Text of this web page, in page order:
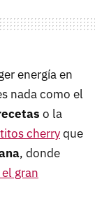
energía en
nada como el
o la
cherryque
, donde
gran